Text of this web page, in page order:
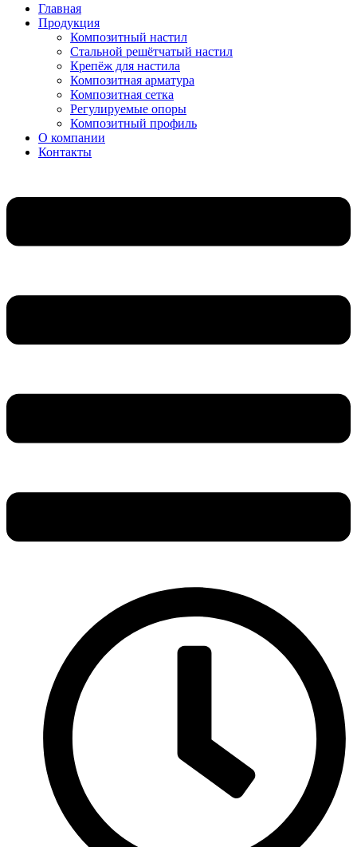
Главная
Продукция
Композитный настил
Стальной решётчатый настил
Крепёж для настила
Композитная арматура
Композитная сетка
Регулируемые опоры
Композитный профиль
О компании
Контакты